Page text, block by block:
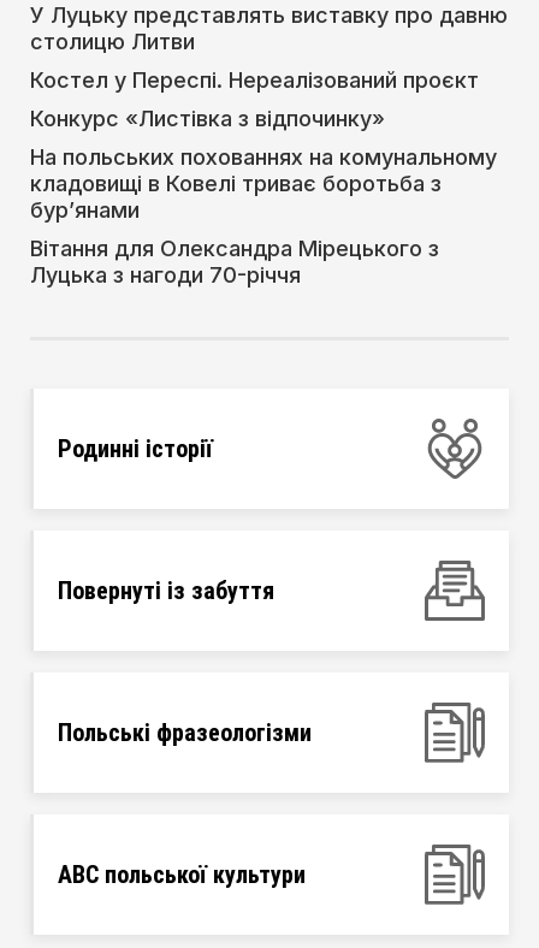
У Луцьку представлять виставку про давню
столицю Литви
Костел у Переспі. Нереалізований проєкт
Конкурс «Листівка з відпочинку»
На польських похованнях на комунальному
кладовищі в Ковелі триває боротьба з
бур’янами
Вітання для Олександра Мірецького з
Луцька з нагоди 70-річчя
Родинні історії
Повернуті із забуття
Польські фразеологізми
ABC польської культури